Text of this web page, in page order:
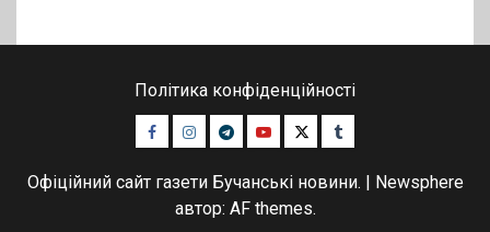
Політика конфіденційності
Facebook
Instagram
TelegramYoutubeTwitterTumblr
Офіційний сайт газети Бучанські новини.
Newsphere
автор: AF themes.